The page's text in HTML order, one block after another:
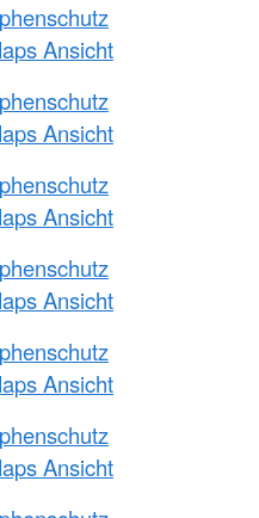
Ansicht
Ansicht
Ansicht
Ansicht
Ansicht
Ansicht